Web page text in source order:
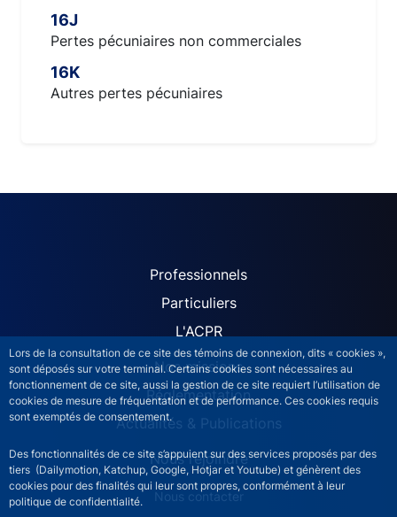
Lors de la consultation de ce site des témoins de connexion, dits « cookies »,
sont déposés sur votre terminal. Certains cookies sont nécessaires au
fonctionnement de ce site, aussi la gestion de ce site requiert l’utilisation de
cookies de mesure de fréquentation et de performance. Ces cookies requis
sont exemptés de consentement.
Des fonctionnalités de ce site s’appuient sur des services proposés par des
tiers (Dailymotion, Katchup, Google, Hotjar et Youtube) et génèrent des
cookies pour des finalités qui leur sont propres, conformément à leur
politique de confidentialité.
16J
Pertes pécuniaires non commerciales
16K
Autres pertes pécuniaires
ACPR site navigation
Professionnels
Particuliers
L'ACPR
Nos missions
Réglementation
Actualités & Publications
Nous rejoindre
ACPR footer secondary menu (French)
Nous contacter